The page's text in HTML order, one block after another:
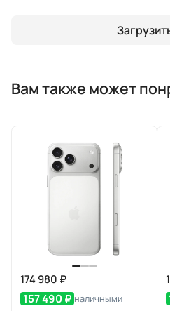
Вам также может
174 980 ₽
157 490 ₽ наличными